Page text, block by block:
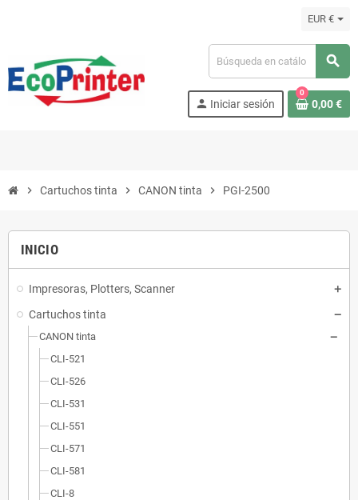
EUR €
search
person Iniciar sesión
0
0,00 €
chevron_right Cartuchos tinta chevron_right CANON tinta chevron_right PGI-2500
INICIO
Impresoras, Plotters, Scanner
Cartuchos tinta
CANON tinta
CLI-521
CLI-526
CLI-531
CLI-551
CLI-571
CLI-581
CLI-8